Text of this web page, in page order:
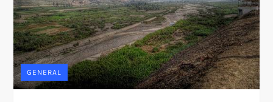
GENERAL